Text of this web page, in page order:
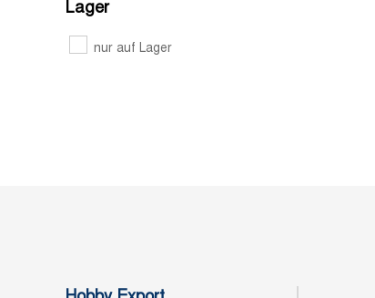
Lager
nur auf Lager